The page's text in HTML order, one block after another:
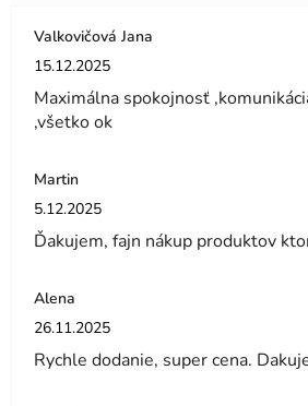
Valkovičová Jana
Hodnotenie obchodu je 5 z 5 hviezdičiek.
15.12.2025
Maximálna spokojnosť
,všetko ok
Martin
Hodnotenie obchodu je 5 z 5 hviezdičiek.
5.12.2025
Ďakujem, fajn nákup produktov
Alena
Hodnotenie obchodu je 5 z 5 hviezdičiek.
26.11.2025
Rychle dodanie, super cena.